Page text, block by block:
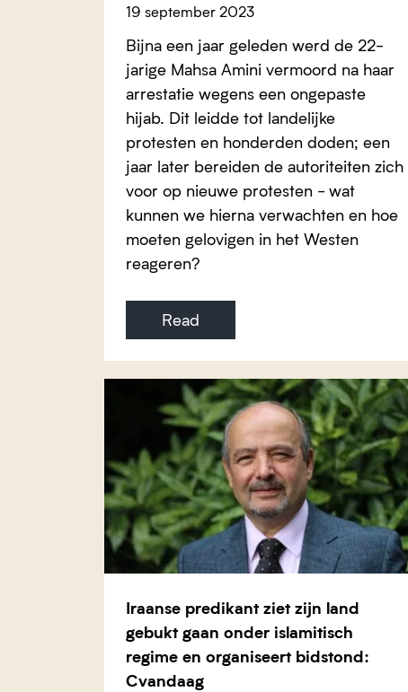
19 september 2023
Bijna een jaar geleden werd de 22-
jarige Mahsa Amini vermoord na haar
arrestatie wegens een ongepaste
hijab. Dit leidde tot landelijke
protesten en honderden doden; een
jaar later bereiden de autoriteiten zich
voor op nieuwe protesten - wat
kunnen we hierna verwachten en hoe
moeten gelovigen in het Westen
reageren?
Read
Iraanse predikant ziet zijn land
gebukt gaan onder islamitisch
regime en organiseert bidstond:
Cvandaag